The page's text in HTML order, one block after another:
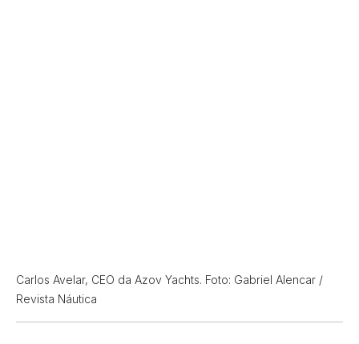
Carlos Avelar, CEO da Azov Yachts. Foto: Gabriel Alencar /
Revista Náutica